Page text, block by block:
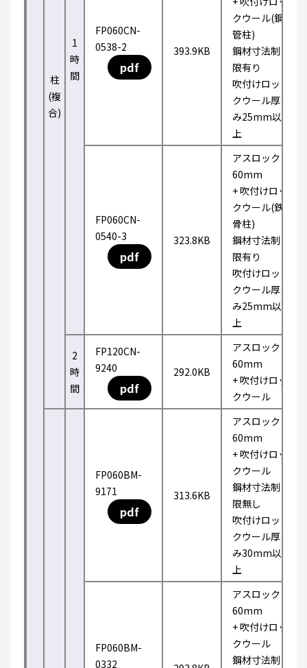
柱
(複
合)
1
時
間
FP060CN-
0538-2
pdf
393.9KB
クウール(鋼
管柱)
鋼材寸法制
限有り
吹付けロッ
クウール厚
み25mm以
上
FP060CN-
0540-3
pdf
323.8KB
アスロック
60mm
+ 吹付けロッ
クウール(鉄
骨柱)
鋼材寸法制
限有り
吹付けロッ
クウール厚
み25mm以
上
2
時
間
FP120CN-
9240
pdf
292.0KB
アスロック
60mm
+ 吹付けロッ
クウール
FP060BM-
9171
pdf
313.6KB
アスロック
60mm
+ 吹付けロッ
クウール
鋼材寸法制
限無し
吹付けロッ
クウール厚
み30mm以
上
FP060BM-
0332
アスロック
60mm
+ 吹付けロッ
クウール
鋼材寸法制